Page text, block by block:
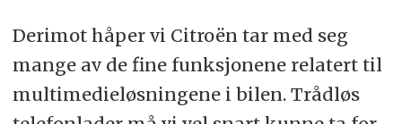
Derimot håper vi Citroën tar med seg
mange av de fine funksjonene relatert til
multimedieløsningene i bilen. Trådløs